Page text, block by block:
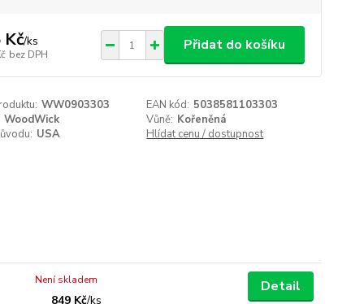
Kč/ks
bez DPH
Přidat do košíku
WW0903303 EAN kód: 5038581103303
WoodWick
Vůně: Kořeněná
USA Hlídat cenu / dostupnost
849 Kč/ks
Není skladem Detail